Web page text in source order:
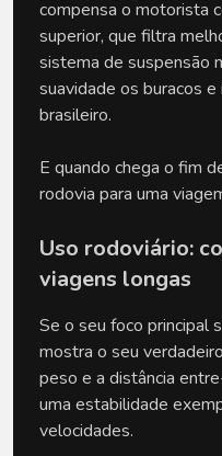
compensa o motorista
superior, que filtra
sistema de suspensão
suavidade os buracos
brasileiro.
E quando chega o fim
rodovia para uma
Uso rodoviário:
viagens longas
Se o seu foco principal
mostra o seu
peso e a distância
uma estabilidade
velocidades.